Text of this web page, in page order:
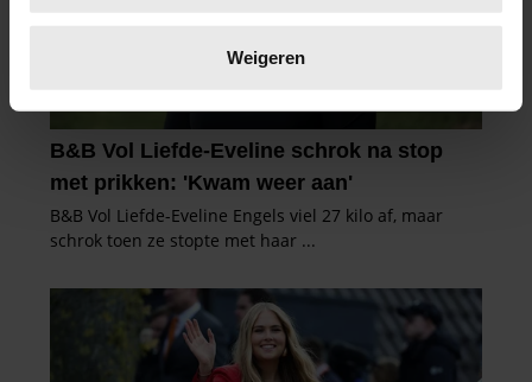
verwerkt en stel uw voorkeuren in het
intrekken in de Cookieverklaring.
We gebruiken cookies om content en advertenties te
personaliseren, om functies voor social media te bieden
en om ons websiteverkeer te analyseren. Ook delen we
informatie over uw gebruik van onze site met onze
partners kunnen deze gegevens combineren met andere
informatie die u aan ze heeft verstrekt of die ze hebben
verzameld op basis van uw gebruik van hun services. U
Weigeren